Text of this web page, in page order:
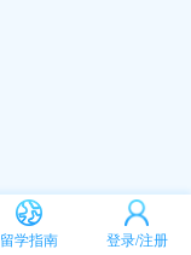
留学指南 登录/注册